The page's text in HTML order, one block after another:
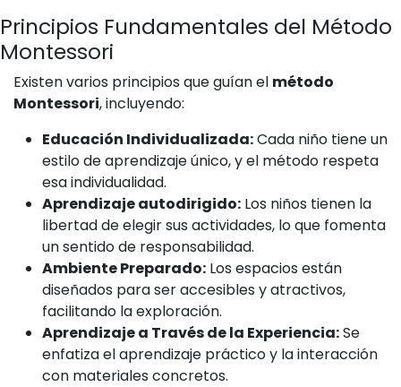
Principios Fundamentales del Método
Montessori
Existen varios principios que guían el método
Montessori, incluyendo:
Educación Individualizada:Cada niño tiene un
estilo de aprendizaje único, y el método respeta
esa individualidad.
Aprendizaje autodirigido: Los niños tienen la
libertad de elegir sus actividades, lo que fomenta
un sentido de responsabilidad.
Ambiente Preparado: Los espacios están
diseñados para ser accesibles y atractivos,
facilitando la exploración.
Aprendizaje a Través de la Experiencia:Se
enfatiza el aprendizaje práctico y la interacción
con materiales concretos.